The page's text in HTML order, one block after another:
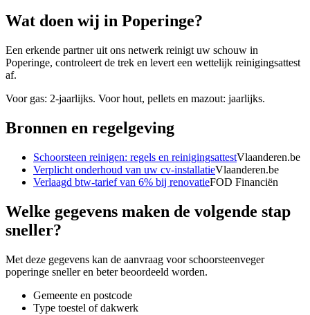
Wat doen wij in Poperinge?
Een erkende partner uit ons netwerk reinigt uw schouw in
Poperinge, controleert de trek en levert een wettelijk reinigingsattest
af.
Voor gas: 2-jaarlijks. Voor hout, pellets en mazout: jaarlijks.
Bronnen en regelgeving
Schoorsteen reinigen: regels en reinigingsattestVlaanderen.be
Verplicht onderhoud van uw cv-installatieVlaanderen.be
Verlaagd btw-tarief van 6% bij renovatieFOD Financiën
Welke gegevens maken de volgende stap
sneller?
Met deze gegevens kan de aanvraag voorschoorsteenveger
poperinge sneller en beter beoordeeld worden.
Gemeente en postcode
Type toestel of dakwerk